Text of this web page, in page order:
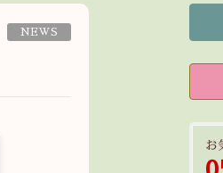
NEWS
お